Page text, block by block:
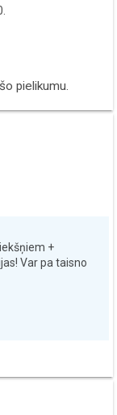
pielikumu.
+
Var pa taisno